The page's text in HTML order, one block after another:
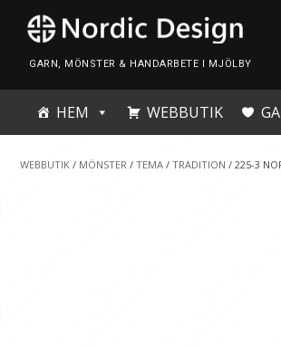
content
GARN, MÖNSTER & HANDARBETE I MJÖLBY
HEM WEBBUTIK
WEBBUTIK / MÖNSTER / TEMA / TRADITION / 225-3